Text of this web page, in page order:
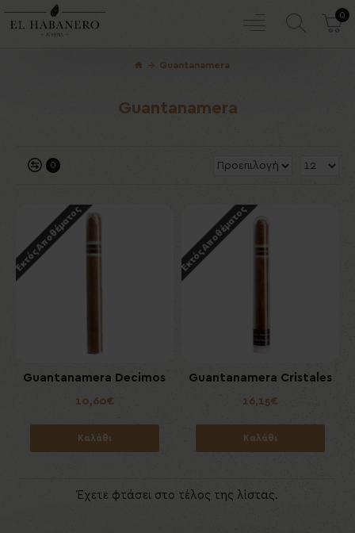
0
Guantanamera
Guantanamera
0
Εκτός Αποθέματος
Guantanamera Decimos
10,60€
Καλάθι
Εκτός Αποθέματος
Guantanamera Cristales
16,15€
Καλάθι
Έχετε φτάσει στο τέλος της λίστας.